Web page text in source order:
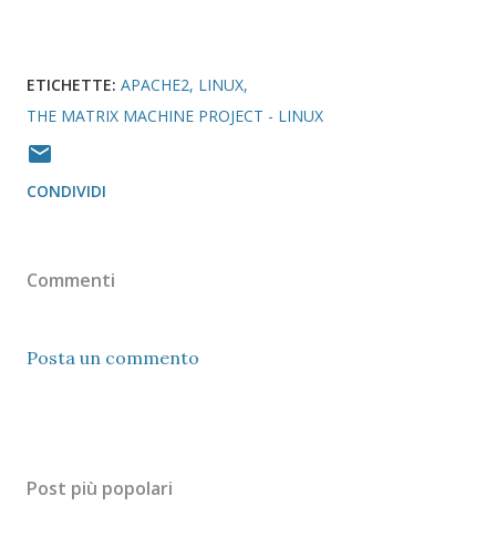
ETICHETTE: APACHE2 LINUX
THE MATRIX MACHINE PROJECT - LINUX
CONDIVIDI
Commenti
Posta un commento
Post più popolari